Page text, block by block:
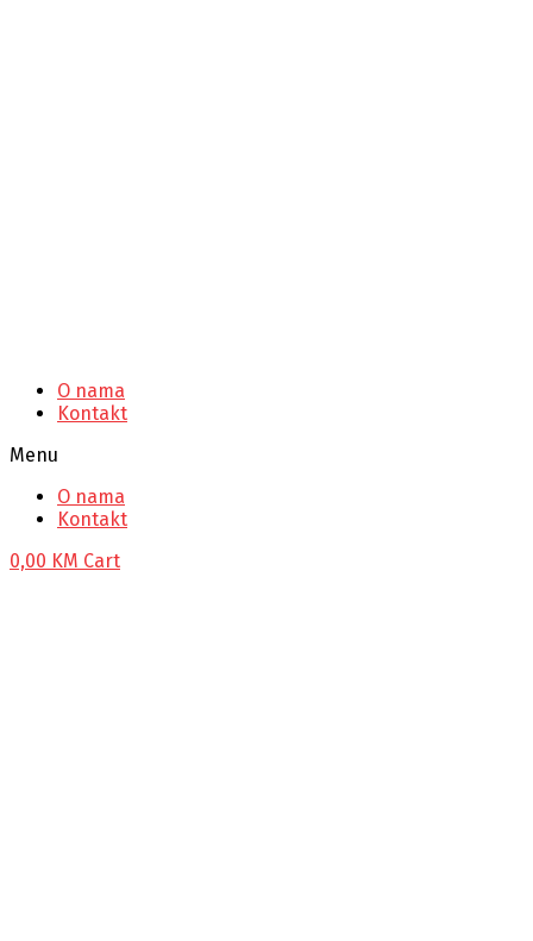
O nama
Kontakt
Menu
O nama
Kontakt
0,00 KM Cart